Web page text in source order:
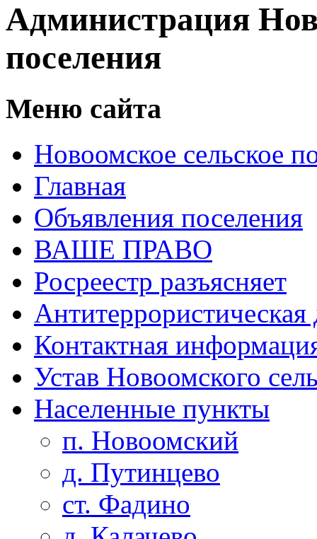
Администрация
поселения
Меню сайта
Новоомское сельское
Главная
Объявления поселения
ВАШЕ ПРАВО
Росреестр разъясняет
Антитеррористическая
Контактная
Устав Новоомского
Населенные пункты
п. Новоомский
д. Путинцево
ст. Фадино